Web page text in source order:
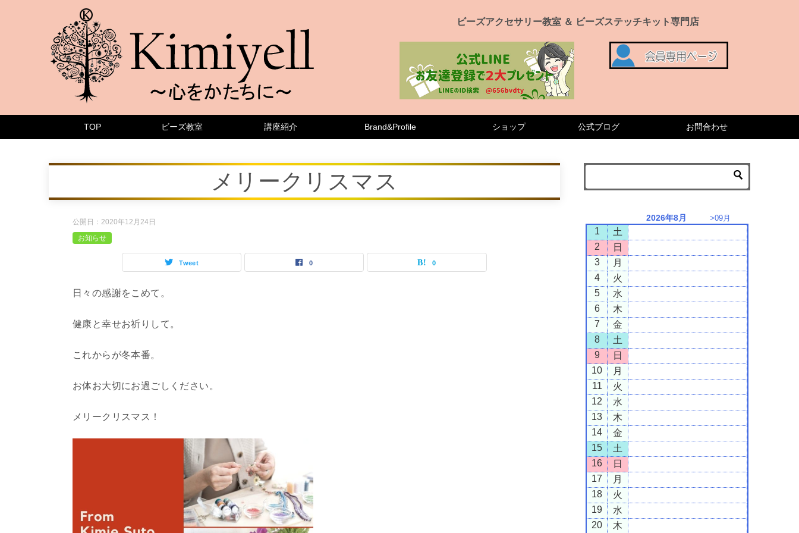
ビーズアクセサリー教室 ＆ ビーズステッチキット専門店
TOP ビーズ教室 講座紹介 Brand&Profile ショップ 公式ブログ お問合わせ
メリークリスマス
公開日： 2020年12月24日
お知らせ
Tweet 0 0
日々の感謝をこめて。
健康と幸せお祈りして。
これからが冬本番。
お体お大切にお過ごしください。
メリークリスマス！